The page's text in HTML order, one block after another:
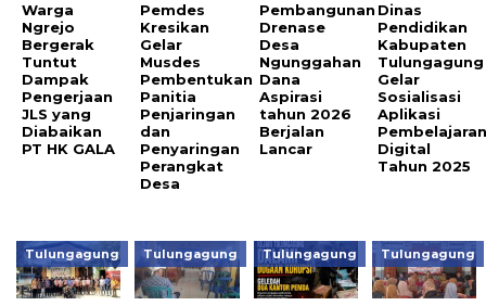
Warga
Ngrejo
Bergerak
Tuntut
Dampak
Pengerjaan
JLS yang
Diabaikan
PT HK GALA
Pemdes
Kresikan
Gelar
Musdes
Pembentukan
Panitia
Penjaringan
dan
Penyaringan
Perangkat
Desa
Pembangunan
Drenase
Desa
Ngunggahan
Dana
Aspirasi
tahun 2026
Berjalan
Lancar
Dinas
Pendidikan
Kabupaten
Tulungagung
Gelar
Sosialisasi
Aplikasi
Digital
Tahun 2025
Tulungagung Tulungagung Tulungagung Tulungagung